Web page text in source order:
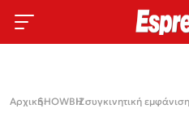
Αρχική›
SHOWBIZ›